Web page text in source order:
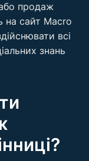
продаж
на сайт Macro
всі
знань